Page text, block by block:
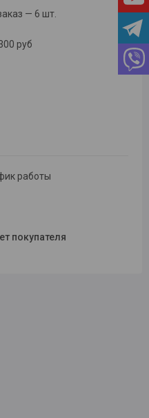
— 6 шт.
руб
работы
покупателя